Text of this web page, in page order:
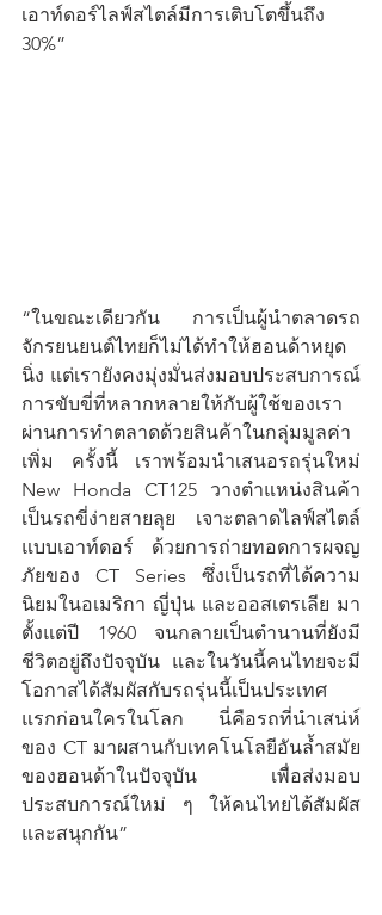
เอาท์ดอร์ไลฟ์สไตล์มีการเติบโตขึ้นถึง
30%”
“ในขณะเดียวกัน การเป็นผู้นำตลาดรถ
จักรยนยนต์ไทยก็ไม่ได้ทำให้ฮอนด้าหยุด
นิ่ง แต่เรายังคงมุ่งมั่นส่งมอบประสบการณ์
การขับขี่ที่หลากหลายให้กับผู้ใช้ของเรา
ผ่านการทำตลาดด้วยสินค้าในกลุ่มมูลค่า
เพิ่ม ครั้งนี้ เราพร้อมนำเสนอรถรุ่นใหม่
New Honda CT125 วางตำแหน่งสินค้า
เป็นรถขี่ง่ายสายลุย เจาะตลาดไลฟ์สไตล์
แบบเอาท์ดอร์ ด้วยการถ่ายทอดการผจญ
ภัยของ CT Series ซึ่งเป็นรถที่ได้ความ
นิยมในอเมริกา ญี่ปุ่น และออสเตรเลีย มา
ตั้งแต่ปี 1960 จนกลายเป็นตำนานที่ยังมี
ชีวิตอยู่ถึงปัจจุบัน และในวันนี้คนไทยจะมี
โอกาสได้สัมผัสกับรถรุ่นนี้เป็นประเทศ
แรกก่อนใครในโลก นี่คือรถที่นำเสน่ห์
ของ CT มาผสานกับเทคโนโลยีอันล้ำสมัย
ของฮอนด้าในปัจจุบัน เพื่อส่งมอบ
ประสบการณ์ใหม่ ๆ ให้คนไทยได้สัมผัส
และสนุกกัน”